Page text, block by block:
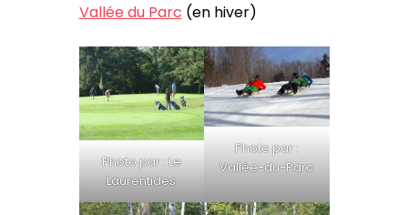
Vallée du Parc (en hiver)
Photo par : Le
Laurentides
Photo par :
Vallée-du-Parc